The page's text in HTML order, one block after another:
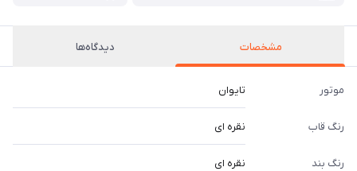
مشخصات دیدگاه‌ها
موتور تایوان
رنگ قاب نقره ای
رنگ بند نقره ای